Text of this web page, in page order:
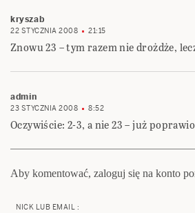
kryszab
22 STYCZNIA 2008 21:15
Znowu 23 – tym razem nie drożdże,
admin
23 STYCZNIA 2008 8:52
Oczywiście: 2-3, a nie 23 – już
Aby komentować, zaloguj się na konto
NICK LUB EMAIL :